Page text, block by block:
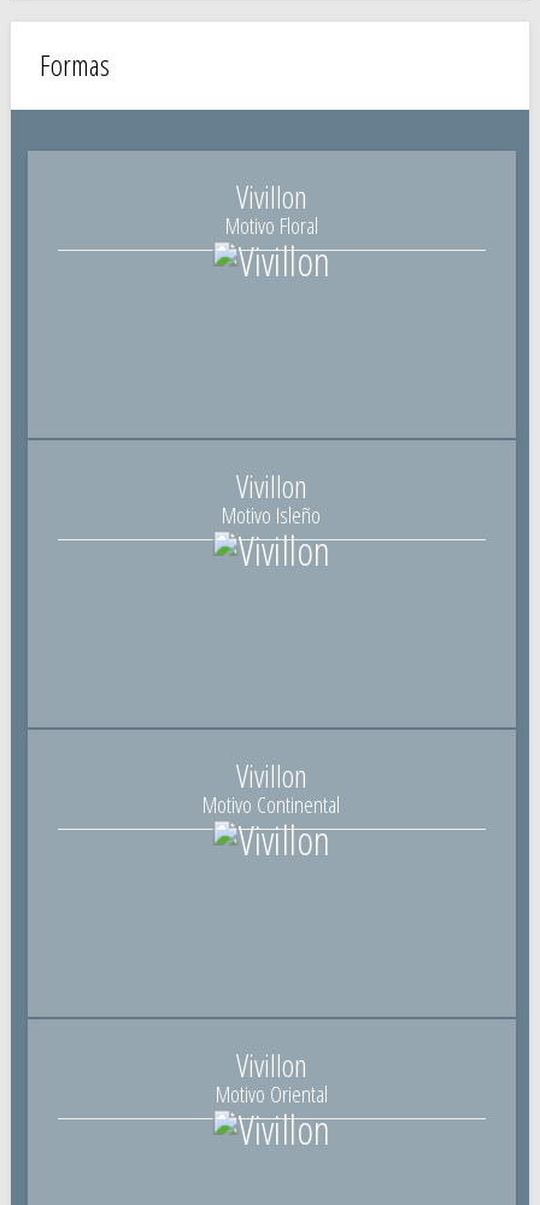
Formas
Vivillon
Motivo Floral
Vivillon
Motivo Isleño
Vivillon
Motivo Continental
Vivillon
Motivo Oriental